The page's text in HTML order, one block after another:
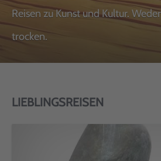
Reisen zu Kunst und Kultur.
trocken.
LIEBLINGSREISEN